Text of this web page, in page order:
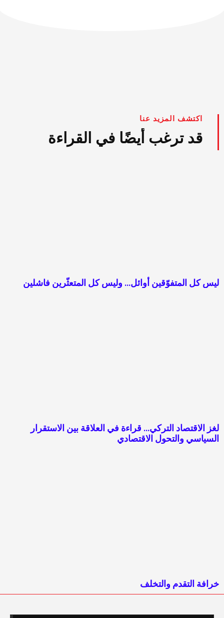
اكتشف المزيد عنا
قد ترغب أيضًا في القراءة
ليس كل المتفوّقين أوائل… وليس كل المتعثّرين فاشلين
لغز الاقتصاد التركي… قراءة في العلاقة بين الاستقرار
السياسي والتحول الاقتصادي
خرافة التقدم والتخلف